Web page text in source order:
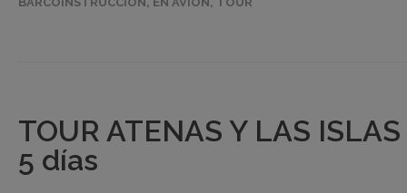
TOUR ATENAS Y LAS
5 días